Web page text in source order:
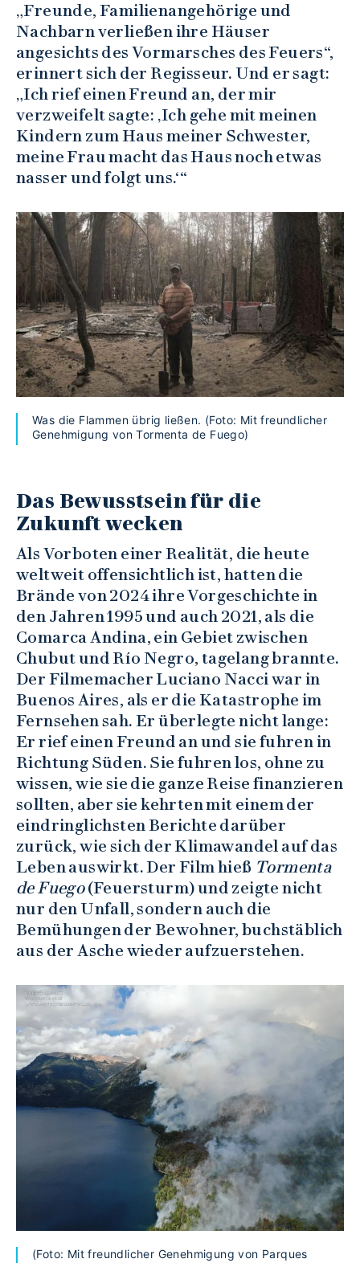
„Freunde, Familienangehörige und
Nachbarn verließen ihre Häuser
angesichts des Vormarsches des Feuers“,
erinnert sich der Regisseur. Und er sagt:
„Ich rief einen Freund an, der mir
verzweifelt sagte: ‚Ich gehe mit meinen
Kindern zum Haus meiner Schwester,
meine Frau macht das Haus noch etwas
nasser und folgt uns.‘“
Was die Flammen übrig ließen. (Foto: Mit freundlicher
Genehmigung von Tormenta de Fuego)
Das Bewusstsein für die
Zukunft wecken
Als Vorboten einer Realität, die heute
weltweit offensichtlich ist, hatten die
Brände von 2024 ihre Vorgeschichte in
den Jahren 1995 und auch 2021, als die
Comarca Andina, ein Gebiet zwischen
Chubut und Río Negro, tagelang brannte.
Der Filmemacher Luciano Nacci war in
Buenos Aires, als er die Katastrophe im
Fernsehen sah. Er überlegte nicht lange:
Er rief einen Freund an und sie fuhren in
Richtung Süden. Sie fuhren los, ohne zu
wissen, wie sie die ganze Reise finanzieren
sollten, aber sie kehrten mit einem der
eindringlichsten Berichte darüber
zurück, wie sich der Klimawandel auf das
Leben auswirkt. Der Film hieß Tormenta
de Fuego(Feuersturm) und zeigte nicht
nur den Unfall, sondern auch die
Bemühungen der Bewohner, buchstäblich
aus der Asche wieder aufzuerstehen.
(Foto: Mit freundlicher Genehmigung von Parques